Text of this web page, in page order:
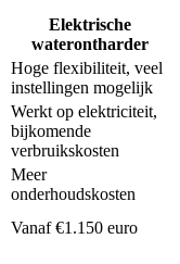
Elektrische
waterontharder
Hoge flexibiliteit, veel
instellingen mogelijk
Werkt op elektriciteit,
bijkomende
verbruikskosten
Meer
onderhoudskosten
Vanaf €1.150 euro